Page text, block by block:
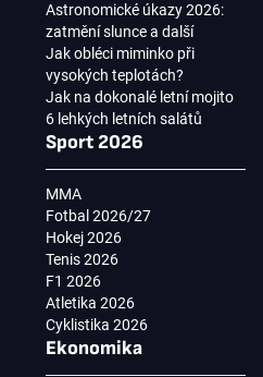
Astronomické úkazy 2026:
zatmění slunce a další
Jak obléci miminko při
vysokých teplotách?
Jak na dokonalé letní mojito
6 lehkých letních salátů
Sport 2026
MMA
Fotbal 2026/27
Hokej 2026
Tenis 2026
F1 2026
Atletika 2026
Cyklistika 2026
Ekonomika